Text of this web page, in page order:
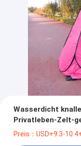
Wasserdicht
Privatleben-Zelt-
Preis：USD+9.3-